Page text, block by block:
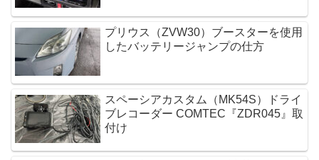
プリウス（ZVW30）ブースターを使用
したバッテリージャンプの仕方
スペーシアカスタム（MK54S）ドライ
ブレコーダー COMTEC『ZDR045』取
付け